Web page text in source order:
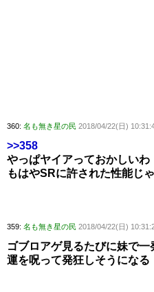
360: 名も無き星の民 2018/04/22(日)
>>358
やっぱヤイアっておかしいわ
もはやSRに許された性能じ
359: 名も無き星の民 2018/04/22(日)
ゴブロアゲ見るたびに妹で
運を呪って発狂しそうになる